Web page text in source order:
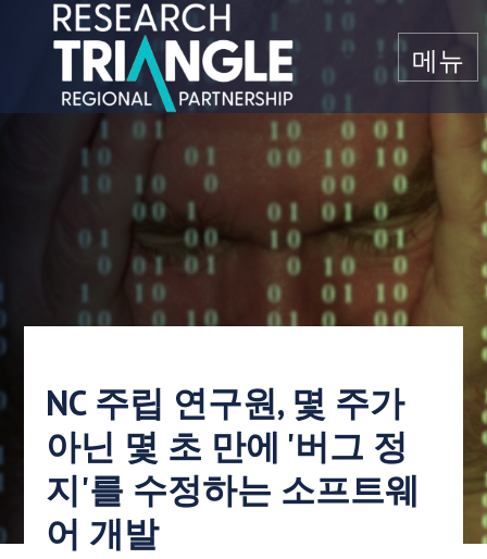
콘텐츠로 건너뛰기
메뉴
NC 주립 연구원, 몇 주가
아닌 몇 초 만에 '버그 정
지'를 수정하는 소프트웨
어 개발